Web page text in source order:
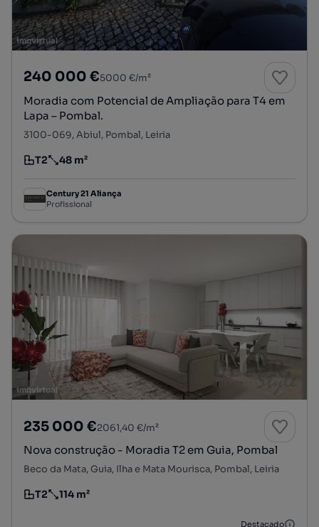
240 000 €5000 €/m²
Moradia com Potencial de Ampliação para T4 em
Lapa – Pombal.
3100-069, Abiul, Pombal, Leiria
Tipologia
T2
Preço por metro quadrado
48 m²
Century 21 Aliança
Profissional
235 000 €2061,40 €/m²
Nova construção - Moradia T2 em Guia, Pombal
Beco da Mata, Guia, Ilha e Mata Mourisca, Pombal, Leiria
Tipologia
T2
Preço por metro quadrado
114 m²
Destacado